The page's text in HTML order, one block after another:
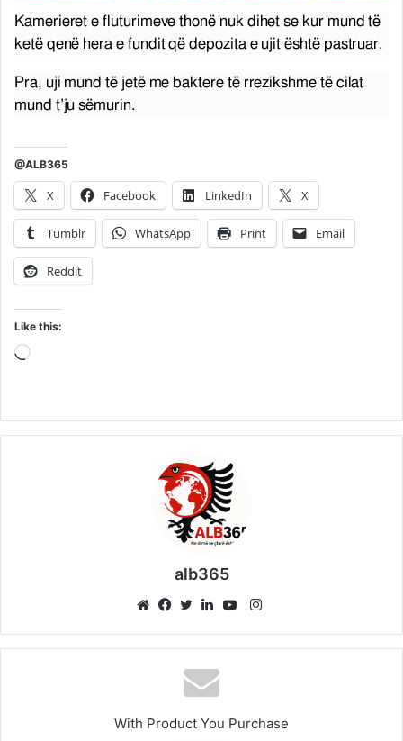
Kamerieret e fluturimeve thonë nuk dihet se kur mund të
ketë qenë hera e fundit që depozita e ujit është pastruar.
Pra, uji mund të jetë me baktere të rrezikshme të cilat
mund t’ju sëmurin.
@ALB365
X Facebook LinkedIn X
Tumblr WhatsApp Print Email
Reddit
Like this:
Loading…
alb365
Instagram
With Product You Purchase